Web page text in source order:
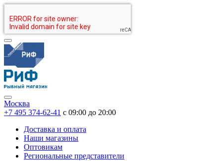
Москва
+7 495 374-62-41 c 09:00 до 20:00
Доставка и оплата
Наши магазины
Оптовикам
Региональные представители